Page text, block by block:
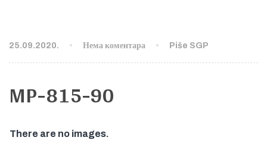
25.09.2020. Нема коментара Piše SGP
MP-815-90
There are no images.